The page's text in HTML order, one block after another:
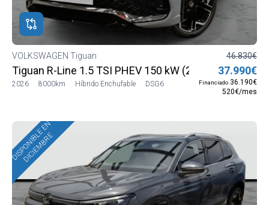
VOLKSWAGEN Tiguan
Tiguan R-Line 1.5 TSI PHEV 150 kW (204 CV) DSG6
2026 8000km Híbrido Enchufable DSG6
46.830€
37.990€
Financiado 36.190€
520€/mes
DISPONIBLE EN
DICIEMBRE